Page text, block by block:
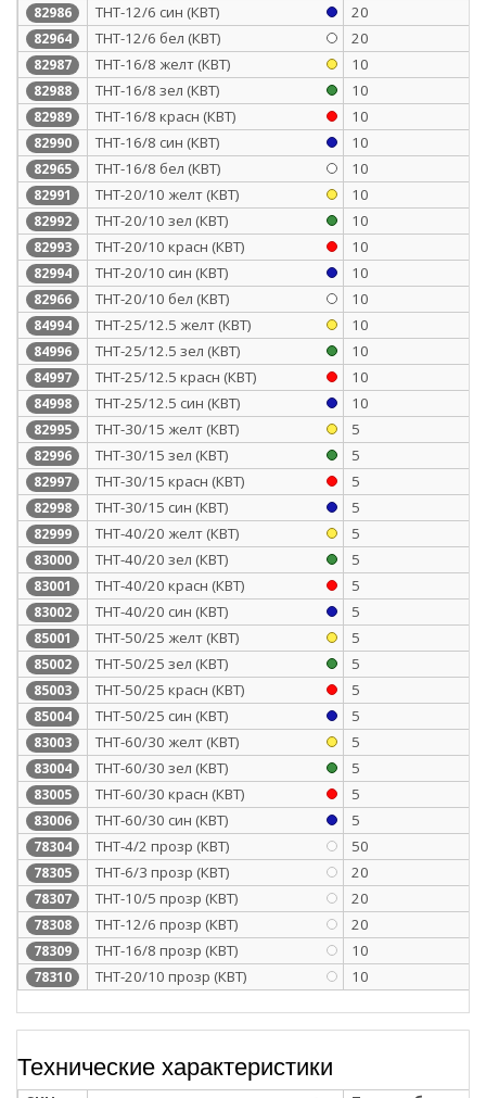
82986 ТНТ-12/6 син (КВТ) 20
82964 ТНТ-12/6 бел (КВТ) 20
82987 ТНТ-16/8 желт (КВТ) 10
82988 ТНТ-16/8 зел (КВТ) 10
82989 ТНТ-16/8 красн (КВТ) 10
82990 ТНТ-16/8 син (КВТ) 10
82965 ТНТ-16/8 бел (КВТ) 10
82991 ТНТ-20/10 желт (КВТ) 10
82992 ТНТ-20/10 зел (КВТ) 10
82993 ТНТ-20/10 красн (КВТ) 10
82994 ТНТ-20/10 син (КВТ) 10
82966 ТНТ-20/10 бел (КВТ) 10
84994 ТНТ-25/12.5 желт (КВТ) 10
84996 ТНТ-25/12.5 зел (КВТ) 10
84997 ТНТ-25/12.5 красн (КВТ) 10
84998 ТНТ-25/12.5 син (КВТ) 10
82995 ТНТ-30/15 желт (КВТ) 5
82996 ТНТ-30/15 зел (КВТ) 5
82997 ТНТ-30/15 красн (КВТ) 5
82998 ТНТ-30/15 син (КВТ) 5
82999 ТНТ-40/20 желт (КВТ) 5
83000 ТНТ-40/20 зел (КВТ) 5
83001 ТНТ-40/20 красн (КВТ) 5
83002 ТНТ-40/20 син (КВТ) 5
85001 ТНТ-50/25 желт (КВТ) 5
85002 ТНТ-50/25 зел (КВТ) 5
85003 ТНТ-50/25 красн (КВТ) 5
85004 ТНТ-50/25 син (КВТ) 5
83003 ТНТ-60/30 желт (КВТ) 5
83004 ТНТ-60/30 зел (КВТ) 5
83005 ТНТ-60/30 красн (КВТ) 5
83006 ТНТ-60/30 син (КВТ) 5
78304 ТНТ-4/2 прозр (КВТ) 50
78305 ТНТ-6/3 прозр (КВТ) 20
78307 ТНТ-10/5 прозр (КВТ) 20
78308 ТНТ-12/6 прозр (КВТ) 20
78309 ТНТ-16/8 прозр (КВТ) 10
78310 ТНТ-20/10 прозр (КВТ) 10
Технические характеристики